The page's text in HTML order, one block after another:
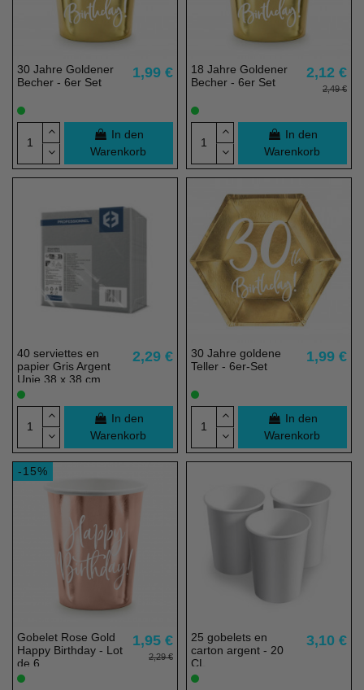
30 Jahre Goldener
Becher - 6er Set
1,99 €
In den
Warenkorb
18 Jahre Goldener
Becher - 6er Set
2,12 €
2,49 €
In den
Warenkorb
40 serviettes en
papier Gris Argent
Unie 38 x 38 cm
2,29 €
In den
Warenkorb
30 Jahre goldene
Teller - 6er-Set
1,99 €
In den
Warenkorb
-15%
Gobelet Rose Gold
Happy Birthday - Lot
de 6
1,95 €
2,29 €
25 gobelets en
carton argent - 20
CL
3,10 €